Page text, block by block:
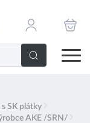
SK plátky
AKE /SRN/